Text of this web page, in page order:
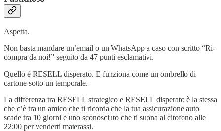
Aspetta.
Non basta mandare un’email o un WhatsApp a caso con scritto “Ri-
compra da noi!” seguito da 47 punti esclamativi.
Quello è RESELL disperato. E funziona come un ombrello di
cartone sotto un temporale.
La differenza tra RESELL strategico e RESELL disperato è la stessa
che c’è tra un amico che ti ricorda che la tua assicurazione auto
scade tra 10 giorni e uno sconosciuto che ti suona al citofono alle
22:00 per venderti materassi.